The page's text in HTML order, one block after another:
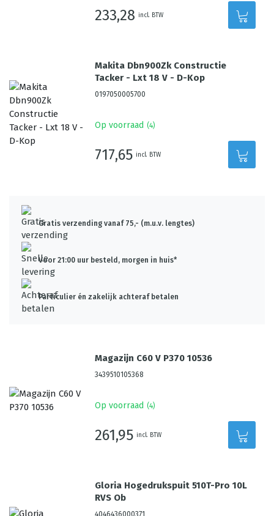
233,28 incl. BTW
Makita Dbn900Zk Constructie
Tacker - Lxt 18 V - D-Kop
0197050005700
Op voorraad (4)
717,65 incl. BTW
Gratis verzending vanaf 75,- (m.u.v. lengtes)
Voor 21:00 uur besteld, morgen in huis*
Particulier én zakelijk achteraf betalen
Magazijn C60 V P370 10536
3439510105368
Op voorraad (4)
261,95 incl. BTW
Gloria Hogedrukspuit 510T-Pro 10L
RVS Ob
4046436000371